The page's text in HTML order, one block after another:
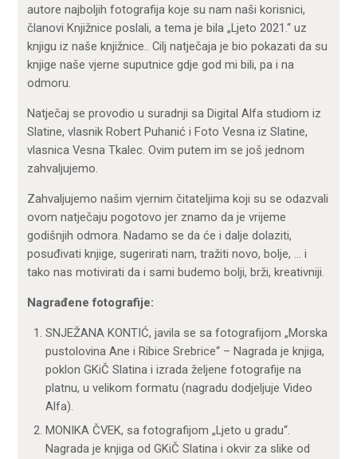
autore najboljih fotografija koje su nam naši korisnici,
članovi Knjižnice poslali, a tema je bila „Ljeto 2021.“ uz
knjigu iz naše knjižnice.. Cilj natječaja je bio pokazati da su
knjige naše vjerne suputnice gdje god mi bili, pa i na
odmoru.
Natječaj se provodio u suradnji sa Digital Alfa studiom iz
Slatine, vlasnik Robert Puhanić i Foto Vesna iz Slatine,
vlasnica Vesna Tkalec. Ovim putem im se još jednom
zahvaljujemo.
Zahvaljujemo našim vjernim čitateljima koji su se odazvali
ovom natječaju pogotovo jer znamo da je vrijeme
godišnjih odmora. Nadamo se da će i dalje dolaziti,
posuđivati knjige, sugerirati nam, tražiti novo, bolje, … i
tako nas motivirati da i sami budemo bolji, brži, kreativniji.
Nagrađene fotografije:
SNJEŽANA KONTIĆ, javila se sa fotografijom „Morska
pustolovina Ane i Ribice Srebrice“ – Nagrada je knjiga,
poklon GKiČ Slatina i izrada željene fotografije na
platnu, u velikom formatu (nagradu dodjeljuje Video
Alfa).
MONIKA ČVEK, sa fotografijom „Ljeto u gradu“.
Nagrada je knjiga od GKiČ Slatina i okvir za slike od